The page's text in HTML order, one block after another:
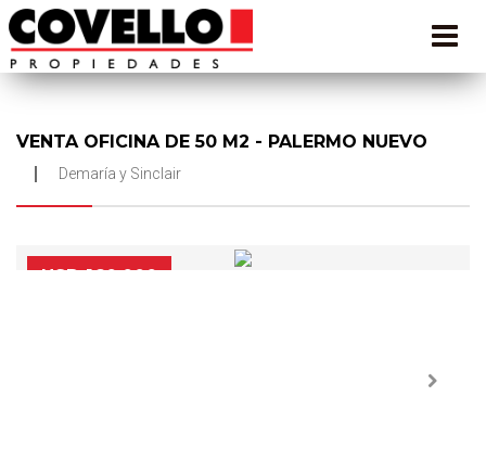
VENTA OFICINA DE 50 M2 - PALERMO NUEVO
Demaría y Sinclair
USD 160.000